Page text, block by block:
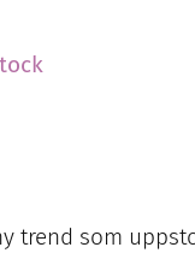
trend som